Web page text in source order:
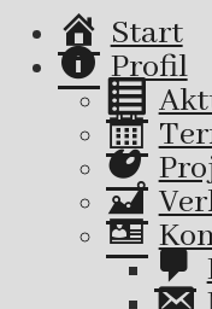
Start
Profil